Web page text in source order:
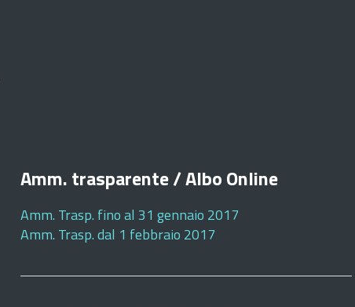
Amm. trasparente / Albo Online
Amm. Trasp. fino al 31 gennaio 2017
Amm. Trasp. dal 1 febbraio 2017